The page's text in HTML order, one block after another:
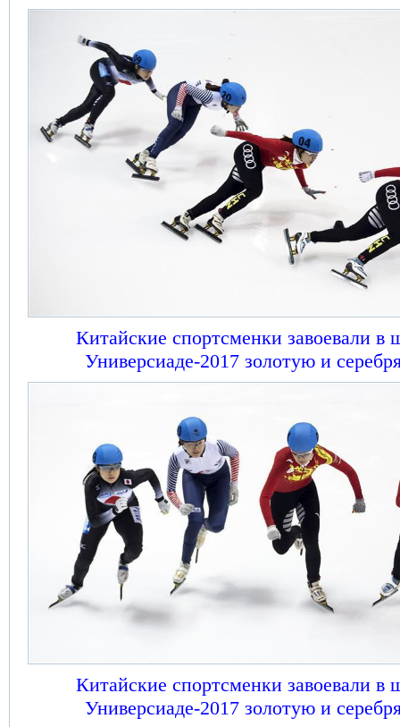
Китайские спортсменки завоевали в
Универсиаде-2017 золотую и
Китайские спортсменки завоевали в
Универсиаде-2017 золотую и